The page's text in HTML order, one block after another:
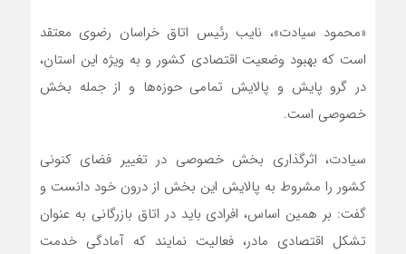
«محمود سیادت»، نایب رئیس اتاق خراسان رضوی معتقد
است که بهبود وضعیت اقتصادی کشور و به ویژه این استان،
در گرو پایش و پالایش تمامی حوزه‌ها و از جمله بخش
خصوصی است.
سیادت، اثرگذاری بخش خصوصی در تغییر فضای کنونی
کشور را مشروط به پالایش این بخش از درون خود دانست و
گفت: بر همین اساس، افرادی باید در اتاق بازرگانی به عنوان
تشکل‌ اقتصادی مادر، فعالیت نمایند که آمادگی خدمت